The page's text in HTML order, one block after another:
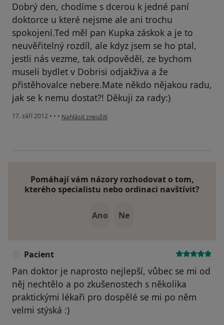
Dobrý den, chodíme s dcerou k jedné paní
doktorce u které nejsme ale ani trochu
spokojení.Ted měl pan Kupka záskok a je to
neuvěřitelný rozdíl, ale kdyz jsem se ho ptal,
jestli nás vezme, tak odpověděl, ze bychom
museli bydlet v Dobrisi odjakživa a že
přistěhovalce nebere.Mate někdo nějakou radu,
jak se k nemu dostat?! Děkuji za rady:)
17. září 2012 • • • podle názoru uživatele Váš účet byl odstraněn
Nahlásit zneužití
Pomáhají vám názory rozhodovat o tom,
kterého specialistu nebo ordinaci navštívit?
Ano Ne
Pacient
Pan doktor je naprosto nejlepší, vůbec se mi od
něj nechtělo a po zkušenostech s několika
praktickými lékaři pro dospělé se mi po něm
velmi stýská :)